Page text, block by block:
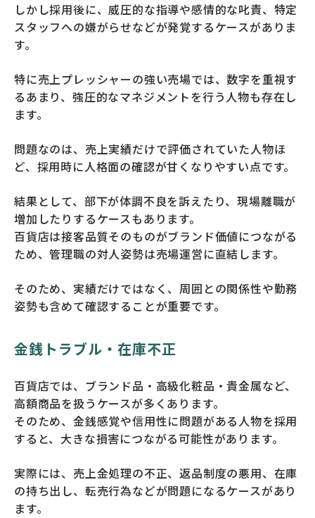
しかし採用後に、威圧的な指導や感情的な叱責、特定
スタッフへの嫌がらせなどが発覚するケースがありま
す。
特に売上プレッシャーの強い売場では、数字を重視す
るあまり、強圧的なマネジメントを行う人物も存在し
ます。
問題なのは、売上実績だけで評価されていた人物ほ
ど、採用時に人格面の確認が甘くなりやすい点です。
結果として、部下が体調不良を訴えたり、現場離職が
増加したりするケースもあります。
百貨店は接客品質そのものがブランド価値につながる
ため、管理職の対人姿勢は売場運営に直結します。
そのため、実績だけではなく、周囲との関係性や勤務
姿勢も含めて確認することが重要です。
金銭トラブル・在庫不正
百貨店では、ブランド品・高級化粧品・貴金属など、
高額商品を扱うケースが多くあります。
そのため、金銭感覚や信用性に問題がある人物を採用
すると、大きな損害につながる可能性があります。
実際には、売上金処理の不正、返品制度の悪用、在庫
の持ち出し、転売行為などが問題になるケースがあり
ます。